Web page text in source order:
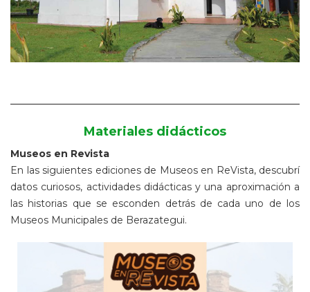
Materiales didácticos
Museos en Revista
En las siguientes ediciones de Museos en ReVista, descubrí
datos curiosos, actividades didácticas y una aproximación a
las historias que se esconden detrás de cada uno de los
Museos Municipales de Berazategui.